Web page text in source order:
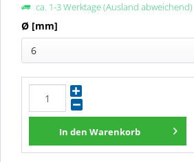
ca. 1-3 Werktage (Ausland abweichend)
Ø [mm]
6
In den Warenkorb